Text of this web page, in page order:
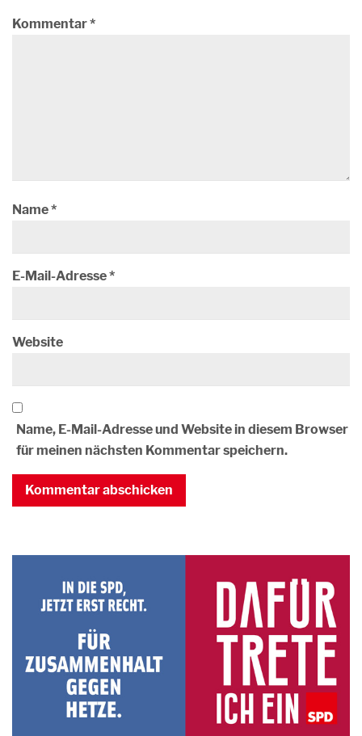
Kommentar*
Name*
E-Mail-Adresse*
Website
Name, E-Mail-Adresse und Website in diesem Browser
für meinen nächsten Kommentar speichern.